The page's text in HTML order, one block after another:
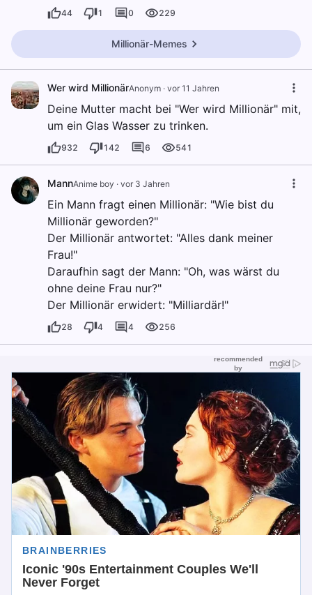
44 1 0 229
Millionär-Memes
Wer wird MillionärAnonym · vor 11 Jahren
Deine Mutter macht bei "Wer wird Millionär" mit,
um ein Glas Wasser zu trinken.
932 142 6 541
MannAnime boy · vor 3 Jahren
Ein Mann fragt einen Millionär: "Wie bist du
Millionär geworden?"
Der Millionär antwortet: "Alles dank meiner
Frau!"
Daraufhin sagt der Mann: "Oh, was wärst du
ohne deine Frau nur?"
Der Millionär erwidert: "Milliardär!"
28 4 4 256